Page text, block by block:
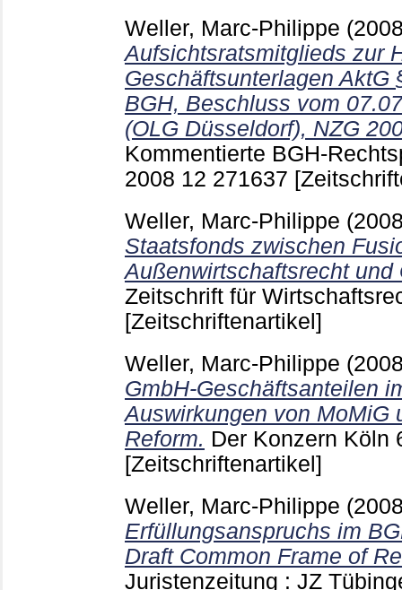
Weller, Marc-Philippe
Aufsichtsratsmitglieds zur
Geschäftsunterlagen AktG
BGH, Beschluss vom
(OLG Düsseldorf), NZG
Kommentierte BGH-
2008 12 271637
Weller, Marc-Philippe
Staatsfonds zwischen
Außenwirtschaftsrecht und
Zeitschrift für
[Zeitschriftenartikel]
Weller, Marc-Philippe
GmbH-Geschäftsanteilen
Auswirkungen von MoMiG
Reform. Der Konzern Köln
[Zeitschriftenartikel]
Weller, Marc-Philippe
Erfüllungsanspruchs im
Draft Common Frame of
Juristenzeitung : JZ